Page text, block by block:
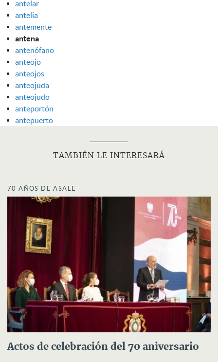
antelar
antelia
antemente
antena
antenófano
anteojo
anteojos
anteojuda
anteojudo
anteportón
antepuerto
TAMBIÉN LE INTERESARÁ
70 AÑOS DE ASALE
Actos de celebración del 70 aniversario